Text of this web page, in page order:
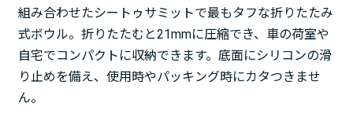
組み合わせたシートゥサミットで最もタフな折りたたみ
式ボウル。折りたたむと21mmに圧縮でき、車の荷室や
自宅でコンパクトに収納できます。底面にシリコンの滑
り止めを備え、使用時やパッキング時にカタつきませ
ん。